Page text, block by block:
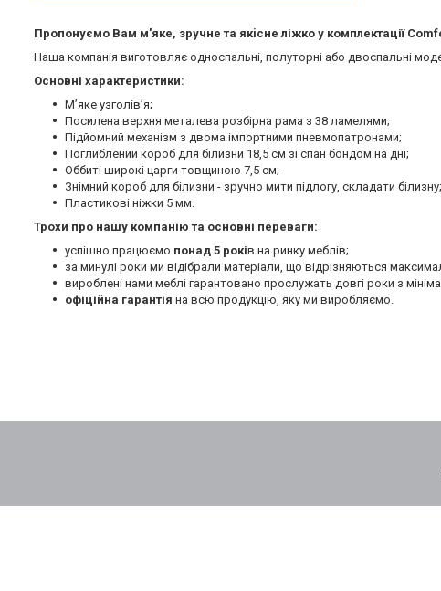
Пропонуємо Вам м'яке, зручне та якiсне ліжко у комплектації
Наша компанія виготовляє односпальні, полуторні або двоспальні
Основні характеристики:
М’яке узголів’я;
Посилена верхня металева розбірна рама з 38 ламелями;
Підйомний механізм з двома імпортними пневмопатронами;
Поглиблений короб для білизни 18,5 см зі спан бондом на дні;
Оббиті широкі царги товщиною 7,5 см;
Знімний короб для білизни - зручно мити підлогу, складати білизну;
Пластикові ніжки 5 мм.
Трохи про нашу компанію та основні переваги:
успішно працюємо понад 5 років на ринку меблів;
за минулі роки ми відібрали матеріали, що відрізняються
вироблені нами меблі гарантовано прослужать довгі роки з
офіційна гарантія на всю продукцію, яку ми виробляємо.